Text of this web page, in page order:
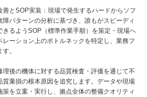
善とSOP実装：現場で発生するハードからソフ
障パターンの分析に基づき、誰もがスピーディ
きるようSOP（標準作業手順）を策定・現場へ
レーション上のボトルネックを特定し、業務フ
。
理後の機体に対する品質検査・評価を通じて不
質棄損の根本原因を追究します。データや現場
策を立案・実行し、拠点全体の整備クオリティ